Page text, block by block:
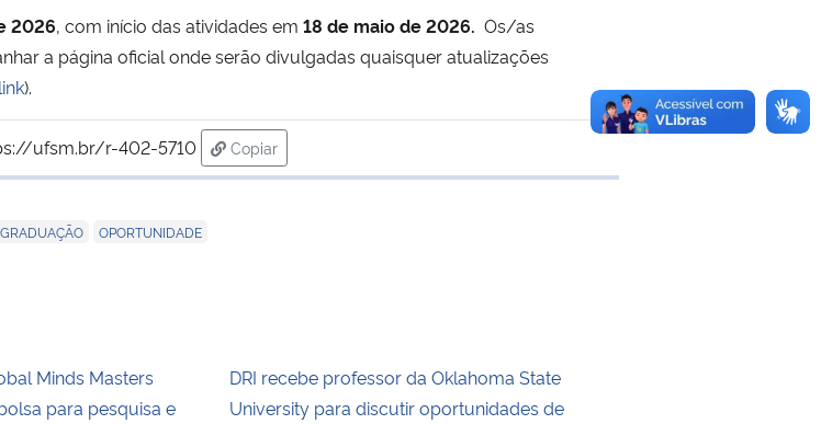
2026, com início das atividades em 18 de maio de 2026. Os/as
a página oficial onde serão divulgadas quaisquer atualizações
).
ufsm.br/r-402-5710
Copiar
para área de transferência
GRADUAÇÃO OPORTUNIDADE
Minds Masters
para pesquisa e
DRI recebe professor da Oklahoma State
University para discutir oportunidades de